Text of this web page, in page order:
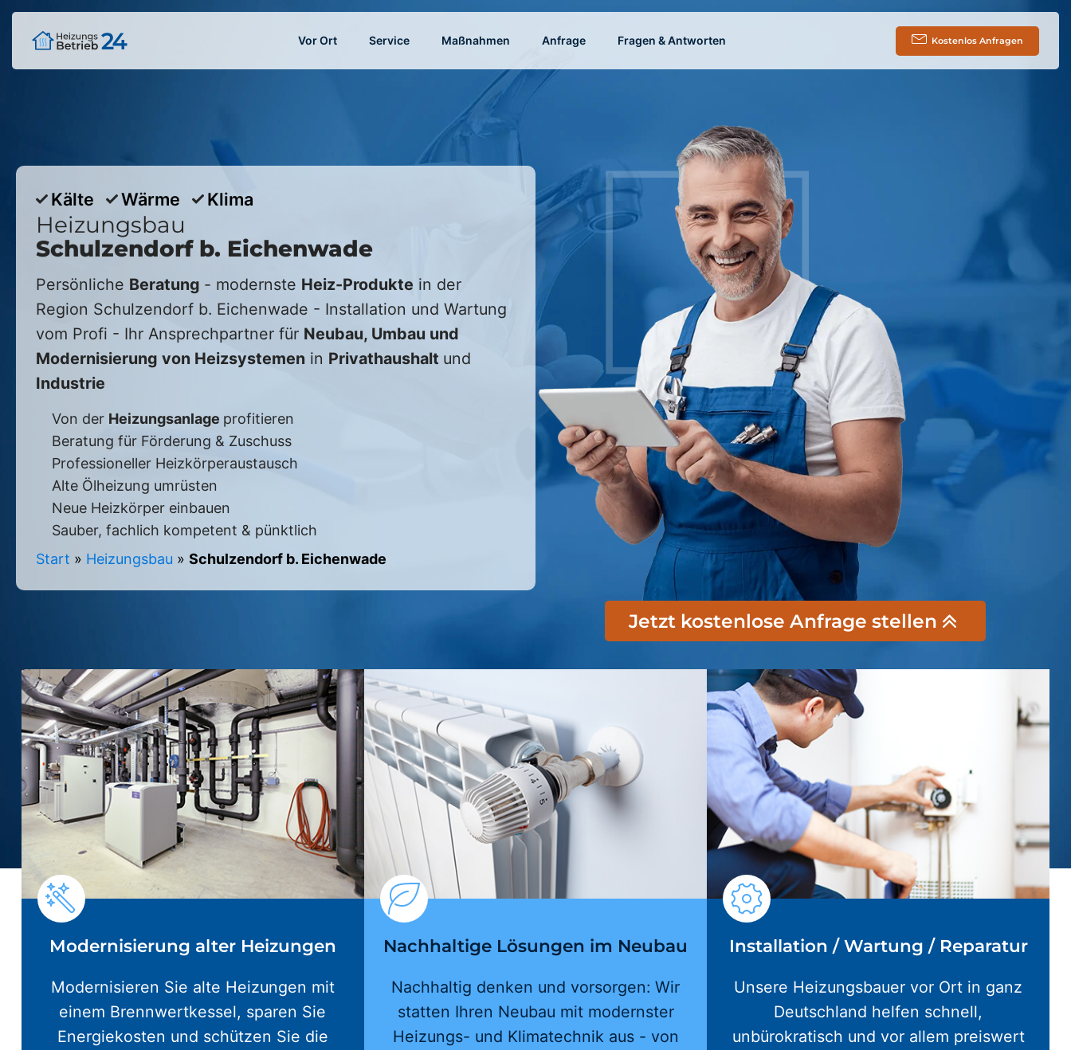
Vor Ort Service Maßnahmen Anfrage Fragen & Antworten Kostenlos Anfragen
Kälte Wärme Klima
Heizungsbau
Schulzendorf b. Eichenwade
Persönliche Beratung - modernste Heiz-Produkte in der
Region Schulzendorf b. Eichenwade - Installation und Wartung
vom Profi - Ihr Ansprechpartner für Neubau, Umbau und
Modernisierung von Heizsystemen in Privathaushalt und
Industrie
Von der Heizungsanlage profitieren
Beratung für Förderung & Zuschuss
Professioneller Heizkörperaustausch
Alte Ölheizung umrüsten
Neue Heizkörper einbauen
Sauber, fachlich kompetent & pünktlich
Start » Heizungsbau » Schulzendorf b. Eichenwade
Jetzt kostenlose Anfrage stellen
Modernisierung alter Heizungen
Modernisieren Sie alte Heizungen mit
einem Brennwertkessel, sparen Sie
Energiekosten und schützen Sie die
Nachhaltige Lösungen im Neubau
Nachhaltig denken und vorsorgen: Wir
statten Ihren Neubau mit modernster
Heizungs- und Klimatechnik aus - von
Installation / Wartung / Reparatur
Unsere Heizungsbauer vor Ort in ganz
Deutschland helfen schnell,
unbürokratisch und vor allem preiswert